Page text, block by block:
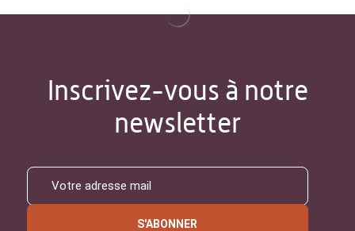
Inscrivez-vous à notre
newsletter
S'ABONNER